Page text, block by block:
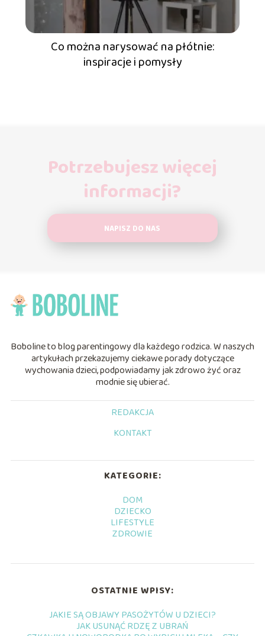
Co można narysować na płótnie:
inspiracje i pomysły
Potrzebujesz więcej
informacji?
NAPISZ DO NAS
Boboline to blog parentingowy dla każdego rodzica. W naszych
artykułach przekazujemy ciekawe porady dotyczące
wychowania dzieci, podpowiadamy jak zdrowo żyć oraz
modnie się ubierać.
REDAKCJA
KONTAKT
KATEGORIE:
DOM
DZIECKO
LIFESTYLE
ZDROWIE
OSTATNIE WPISY:
JAKIE SĄ OBJAWY PASOŻYTÓW U DZIECI?
JAK USUNĄĆ RDZĘ Z UBRAŃ